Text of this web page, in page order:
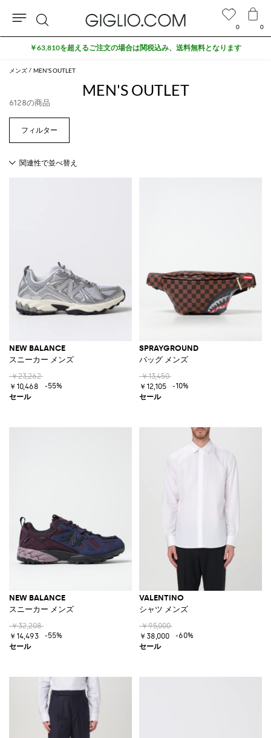
メンズ MEN'S OUTLET
MEN'S OUTLET
6128の商品
NEW BALANCE
スニーカー メンズ
￥23,262
￥10,468
-55%
SPRAYGROUND
バッグ メンズ
￥13,450
￥12,105
-10%
NEW BALANCE
スニーカー メンズ
￥32,208
￥14,493
-55%
VALENTINO
シャツ メンズ
￥95,000
￥38,000
-60%
0 0
検
索
セール商品がさらに10%オフ